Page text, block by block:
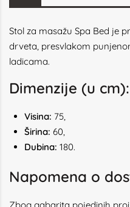
Stol za masažu Spa Bed je
drveta, presvlakom
ladicama.
Dimenzije (u cm):
Visina: 75,
Širina: 60,
Dubina: 180.
Napomena o